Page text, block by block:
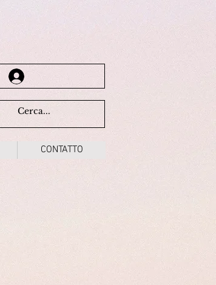
CONTATTO